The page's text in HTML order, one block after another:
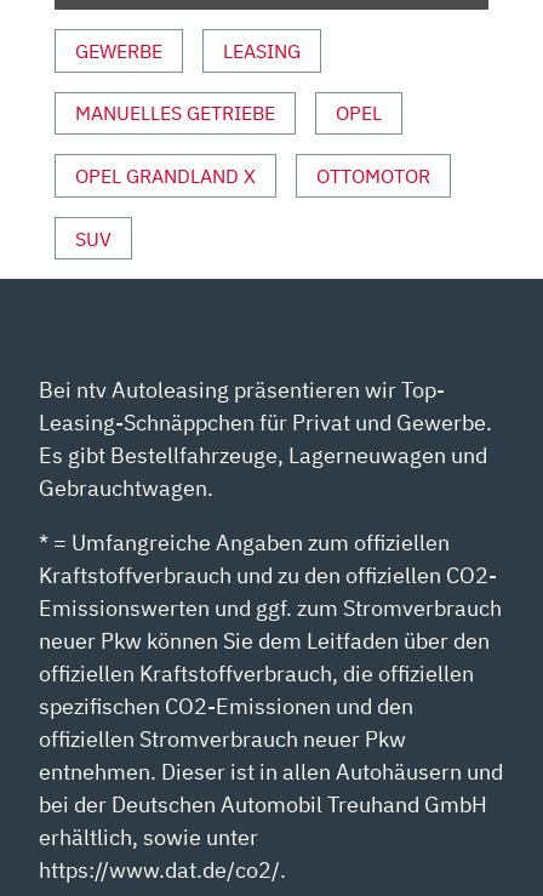
|
MIT
ANDREAS
MAY“
YOUTUBE
ANZEIGEN
GEWERBE LEASING
MANUELLES GETRIEBE OPEL
OPEL GRANDLAND X OTTOMOTOR
SUV
Bei ntv Autoleasing präsentieren wir Top-
Leasing-Schnäppchen für Privat und Gewerbe.
Es gibt Bestellfahrzeuge, Lagerneuwagen und
Gebrauchtwagen.
* = Umfangreiche Angaben zum offiziellen
Kraftstoffverbrauch und zu den offiziellen CO2-
Emissionswerten und ggf. zum Stromverbrauch
neuer Pkw können Sie dem Leitfaden über den
offiziellen Kraftstoffverbrauch, die offiziellen
spezifischen CO2-Emissionen und den
offiziellen Stromverbrauch neuer Pkw
entnehmen. Dieser ist in allen Autohäusern und
bei der Deutschen Automobil Treuhand GmbH
erhältlich, sowie unter
https://www.dat.de/co2/.